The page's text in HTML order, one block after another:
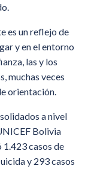
es un reflejo de
y en el entorno
las y los
muchas veces
orientación.
a nivel
Bolivia
casos de
y 293 casos